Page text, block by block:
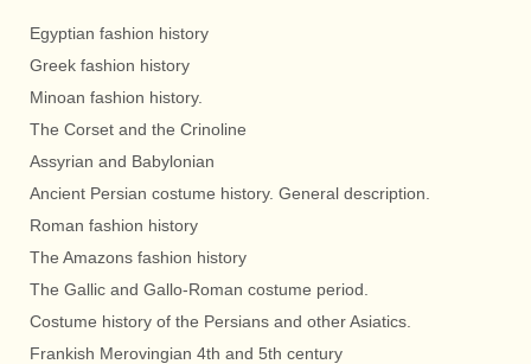
Egyptian fashion history
Greek fashion history
Minoan fashion history.
The Corset and the Crinoline
Assyrian and Babylonian
Ancient Persian costume history. General description.
Roman fashion history
The Amazons fashion history
The Gallic and Gallo-Roman costume period.
Costume history of the Persians and other Asiatics.
Frankish Merovingian 4th and 5th century